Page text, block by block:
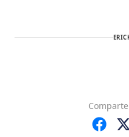
Comparte